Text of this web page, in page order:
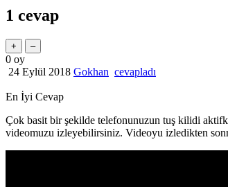
1 cevap
0 oy
24 Eylül 2018 Gokhan cevapladı
En İyi Cevap
Çok basit bir şekilde telefonunuzun tuş kilidi
videomuzu izleyebilirsiniz. Videoyu izledikten